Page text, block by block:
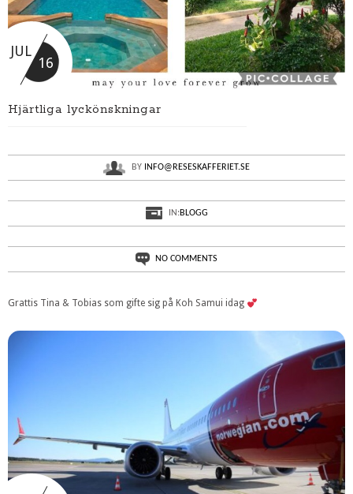
JUL
16
Hjärtliga lyckönskningar
BY INFO@RESESKAFFERIET.SE
IN:BLOGG
NO COMMENTS
Grattis Tina & Tobias som gifte sig på Koh Samui idag